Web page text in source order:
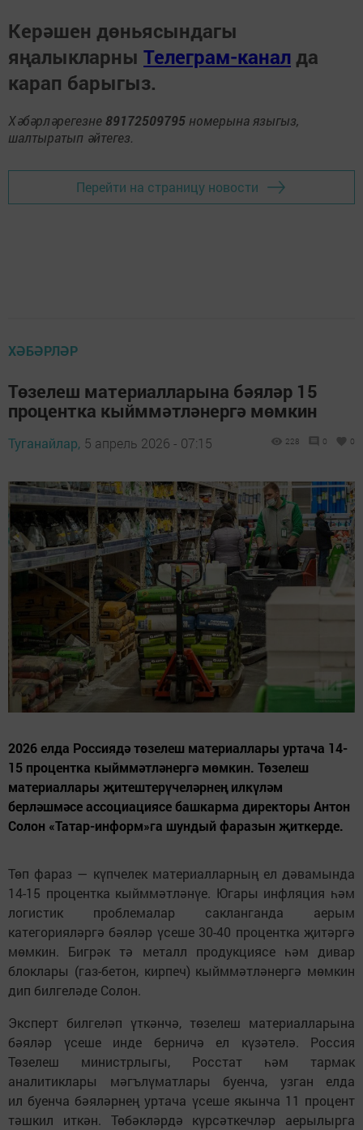
Керәшен дөньясындагы
яңалыкларны Телеграм-канал да
карап барыгыз.
Хәбәрләрегезне 89172509795 номерына языгыз,
шалтыратып әйтегез.
Перейти на страницу новости
ХӘБӘРЛӘР
Төзелеш материалларына бәяләр 15
процентка кыйммәтләнергә мөмкин
Туганайлар, 5 апрель 2026 - 07:15 228 0 0
2026 елда Россиядә төзелеш материаллары уртача 14-
15 процентка кыйммәтләнергә мөмкин. Төзелеш
материаллары җитештерүчеләрнең илкүләм
берләшмәсе ассоциациясе башкарма директоры Антон
Солон «Татар-информ»га шундый фаразын җиткерде.
Төп фараз — күпчелек материалларның ел дәвамында
14-15 процентка кыйммәтләнүе. Югары инфляция һәм
логистик проблемалар сакланганда аерым
категорияләргә бәяләр үсеше 30-40 процентка җитәргә
мөмкин. Бигрәк тә металл продукциясе һәм дивар
блоклары (газ-бетон, кирпеч) кыйммәтләнергә мөмкин
дип билгеләде Солон.
Эксперт билгеләп үткәнчә, төзелеш материалларына
бәяләр үсеше инде берничә ел күзәтелә. Россия
Төзелеш министрлыгы, Росстат һәм тармак
аналитиклары мәгълүматлары буенча, узган елда
ил буенча бәяләрнең уртача үсеше якынча 11 процент
тәшкил иткән. Төбәкләрдә күрсәткечләр аерылырга